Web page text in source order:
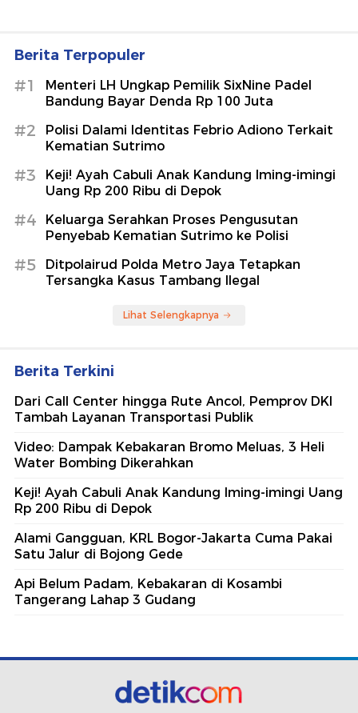
Berita Terpopuler
#1
Menteri LH Ungkap Pemilik SixNine Padel
Bandung Bayar Denda Rp 100 Juta
#2
Polisi Dalami Identitas Febrio Adiono Terkait
Kematian Sutrimo
#3
Keji! Ayah Cabuli Anak Kandung Iming-imingi
Uang Rp 200 Ribu di Depok
#4
Keluarga Serahkan Proses Pengusutan
Penyebab Kematian Sutrimo ke Polisi
#5
Ditpolairud Polda Metro Jaya Tetapkan
Tersangka Kasus Tambang Ilegal
Lihat Selengkapnya
Berita Terkini
Dari Call Center hingga Rute Ancol, Pemprov DKI
Tambah Layanan Transportasi Publik
Video: Dampak Kebakaran Bromo Meluas, 3 Heli
Water Bombing Dikerahkan
Keji! Ayah Cabuli Anak Kandung Iming-imingi Uang
Rp 200 Ribu di Depok
Alami Gangguan, KRL Bogor-Jakarta Cuma Pakai
Satu Jalur di Bojong Gede
Api Belum Padam, Kebakaran di Kosambi
Tangerang Lahap 3 Gudang